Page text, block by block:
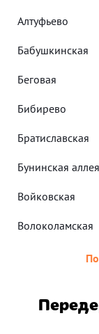
Алтуфьево
Бабушкинская
Беговая
Бибирево
Братиславская
Бунинская аллея
Войковская
Волоколамская